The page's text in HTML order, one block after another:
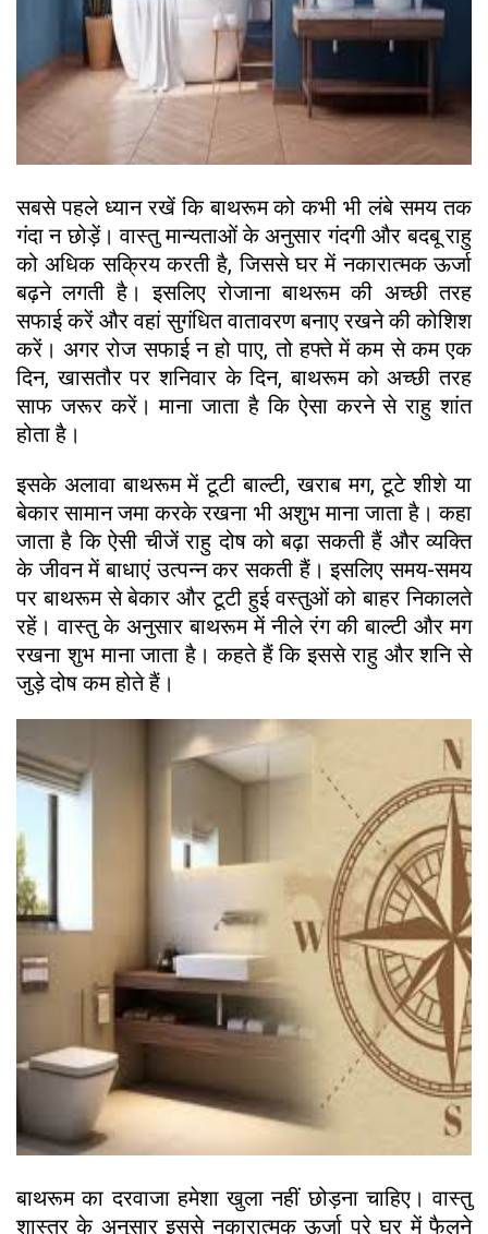
सबसे पहले ध्यान रखें कि बाथरूम को कभी भी लंबे समय तक
गंदा न छोड़ें। वास्तु मान्यताओं के अनुसार गंदगी और बदबू राहु
को अधिक सक्रिय करती है, जिससे घर में नकारात्मक ऊर्जा
बढ़ने लगती है। इसलिए रोजाना बाथरूम की अच्छी तरह
सफाई करें और वहां सुगंधित वातावरण बनाए रखने की कोशिश
करें। अगर रोज सफाई न हो पाए, तो हफ्ते में कम से कम एक
दिन, खासतौर पर शनिवार के दिन, बाथरूम को अच्छी तरह
साफ जरूर करें। माना जाता है कि ऐसा करने से राहु शांत
होता है।
इसके अलावा बाथरूम में टूटी बाल्टी, खराब मग, टूटे शीशे या
बेकार सामान जमा करके रखना भी अशुभ माना जाता है। कहा
जाता है कि ऐसी चीजें राहु दोष को बढ़ा सकती हैं और व्यक्ति
के जीवन में बाधाएं उत्पन्न कर सकती हैं। इसलिए समय-समय
पर बाथरूम से बेकार और टूटी हुई वस्तुओं को बाहर निकालते
रहें। वास्तु के अनुसार बाथरूम में नीले रंग की बाल्टी और मग
रखना शुभ माना जाता है। कहते हैं कि इससे राहु और शनि से
जुड़े दोष कम होते हैं।
बाथरूम का दरवाजा हमेशा खुला नहीं छोड़ना चाहिए। वास्तु
शास्त्र के अनुसार इससे नकारात्मक ऊर्जा पूरे घर में फैलने